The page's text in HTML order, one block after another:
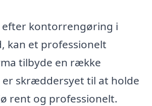
efter kontorrengøring i
kan et professionelt
tilbyde en række
er skræddersyet til at holde
rent og professionelt.